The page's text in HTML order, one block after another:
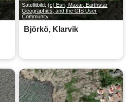
Satellitbild: (c) Esri, Maxar, Earthstar
Geographics, and the GIS User
Community
Björkö, Klarvik